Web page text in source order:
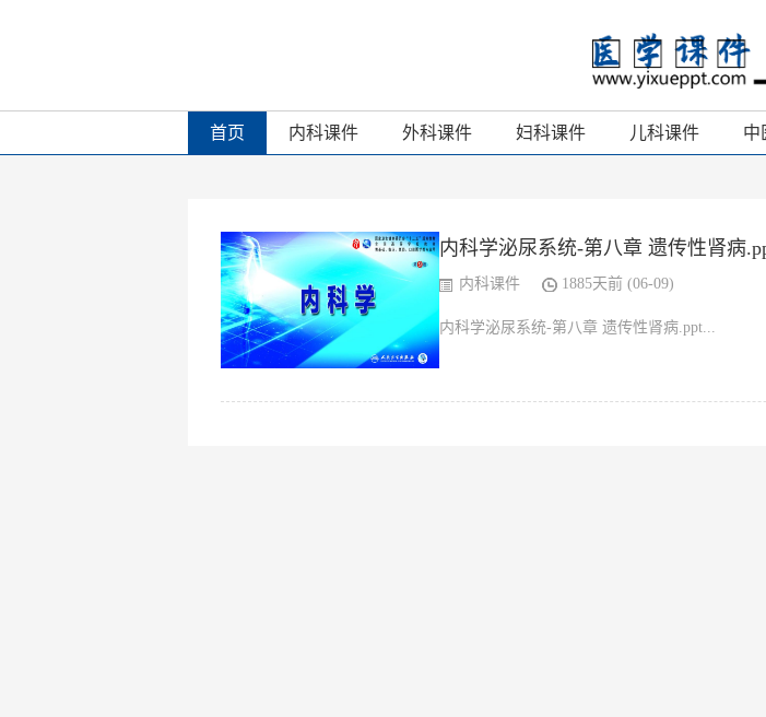
首页 内科课件 外科课件 妇科课件 儿科课件 中
内科学泌尿系统-第八章 遗传性肾病
内科课件 1885天前 (06-09)
内科学泌尿系统-第八章 遗传性肾病.ppt...